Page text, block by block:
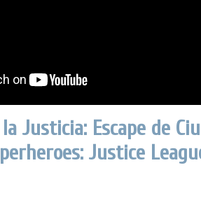
la Justicia: Escape de
Justice